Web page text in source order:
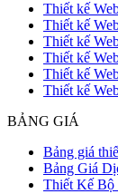
Thiết kế
Thiết kế
Thiết kế
Thiết kế
Thiết kế
Thiết kế
BẢNG GIÁ
Bảng giá
Bảng Giá
Thiết Kế Bộ